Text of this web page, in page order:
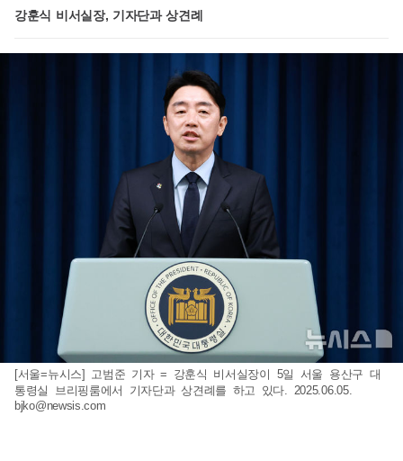
강훈식 비서실장, 기자단과 상견례
[서울=뉴시스] 고범준 기자 = 강훈식 비서실장이 5일 서울 용산구 대
통령실 브리핑룸에서 기자단과 상견례를 하고 있다. 2025.06.05.
bjko@newsis.com